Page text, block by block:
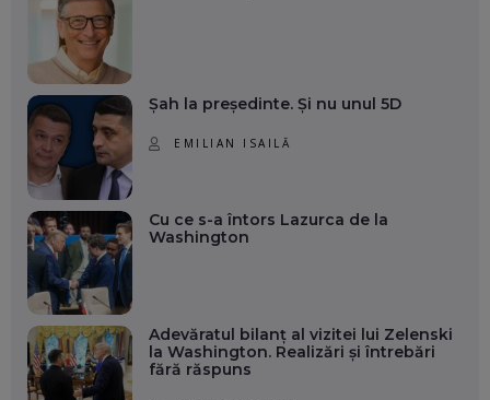
Șah la președinte. Și nu unul 5D
EMILIAN ISAILĂ
Cu ce s-a întors Lazurca de la
Washington
Adevăratul bilanț al vizitei lui Zelenski
la Washington. Realizări și întrebări
fără răspuns